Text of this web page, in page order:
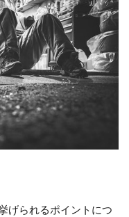
げられるポイントにつ